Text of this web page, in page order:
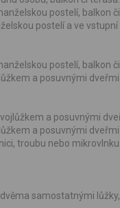
postelí, balkon
postelí a ve
postelí, balkon
a posuvnými
a posuvnými
a posuvnými
troubu nebo
samostatnými